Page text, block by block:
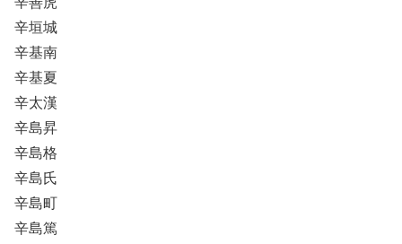
辛垣城
辛基南
辛基夏
辛太漢
辛島昇
辛島格
辛島氏
辛島町
辛島篤